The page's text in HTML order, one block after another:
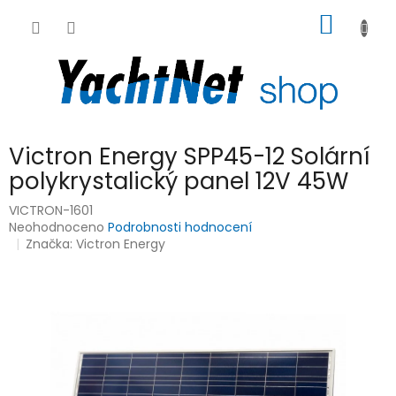
KOŠÍK
Victron Energy SPP45-12 Solární
polykrystalický panel 12V 45W
VICTRON-1601
Průměrné
hodnocení
Neohodnoceno Podrobnosti hodnocení
Značka:Victron Energy